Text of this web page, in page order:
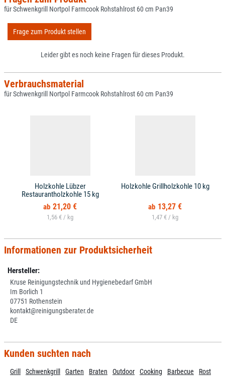
für Schwenkgrill Nortpol Farmcook Rohstahlrost 60 cm Pan39
Frage zum Produkt stellen
Leider gibt es noch keine Fragen für dieses Produkt.
Verbrauchsmaterial
für Schwenkgrill Nortpol Farmcook Rohstahlrost 60 cm Pan39
Holzkohle Lübzer
Restaurantholzkohle 15 kg
21,20 €
1,56 € /
Holzkohle Grillholzkohle 10 kg
13,27 €
1,47 € /
Informationen zur Produktsicherheit
Hersteller:
Kruse Reinigungstechnik und Hygienebedarf GmbH
Im Borlich 1
07751 Rothenstein
kontakt@reinigungsberater.de
DE
Kunden suchten nach
Grill Schwenkgrill Garten Braten Outdoor Cooking Barbecue
Rost